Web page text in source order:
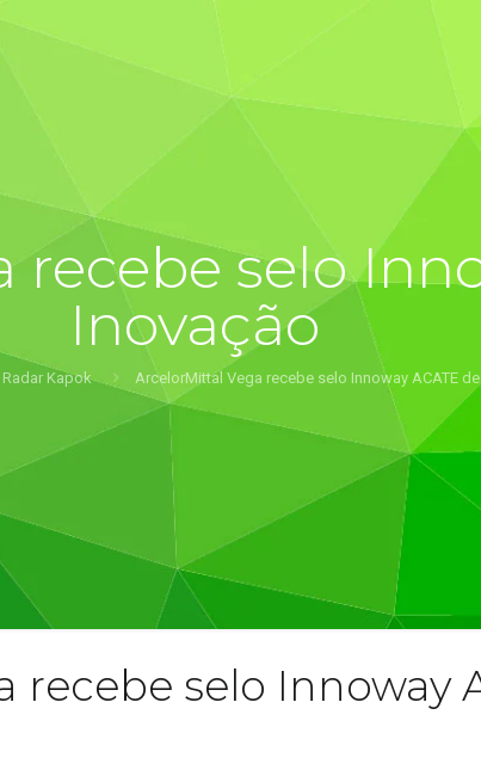
selo
Inovação
Radar Kapok ArcelorMittal Vega recebe selo Innoway ACATE
recebe selo Innoway